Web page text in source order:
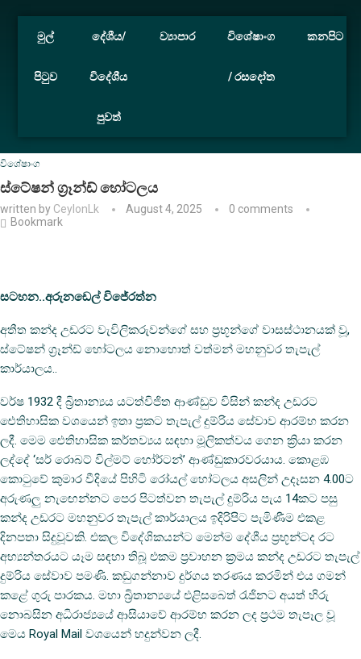
මුල්
පිටුව
දේශීය/
විදේශීය
පුවත්
ව්‍යාපාර විශේෂාංග
/ රසදෝත
කනපිට
විශේෂාංග
ස්ටේෂන් ග්‍රෑන්ඩ් හෝටලය
written by CeylonLk August 4, 2025
0 comments
Bookmark
සටහන..අරුනඩෙල් විජේරත්න
අතීත කන්ද උඩරට වැවිලිකරුවන්ගේ සහ ප්‍රභූන්ගේ වාසස්ථානයක් වූ,
ස්ටේෂන් ග්‍රෑන්ඩ් හෝටලය නොහොත් වත්මන් මහනුවර තැපැල්
කාර්යාලය..
වර්ෂ 1932 දී බ්‍රිතාන්‍යය යටත්විජිත ආණ්ඩුව විසින් කන්ද උඩරට
ඓතිහාසික වශයෙන් ඉතා ප්‍රකට තැපැල් දුම්රිය සේවාව ආරම්භ කරන
ලදී. මෙම ඓතිහාසික කර්තව්‍යය සඳහා මූලිකත්වය ගෙන ක්‍රියා කරන
ලද්දේ ‘සර් රොබට් විල්මට් හෝර්ටන්’ ආණ්ඩුකාරවරයාය. කොළඹ
කොටුවේ කුමාර වීදියේ පිහිටි රෝයල් හෝටලය අසලින් උදෑසන 4.00ට
අරුණලු නැඟෙන්නට පෙර පිටත්වන තැපැල් දුම්රිය පැය 14කට පසු
කන්ද උඩරට මහනුවර තැපැල් කාර්යාලය ඉදිරිපිට පැමිණීම එකළ
දිනපතා සිදුවූවකි. එකල විදේශිකයන්ට මෙන්ම දේශීය ප්‍රභූන්ටද රට
අභ්‍යන්තරයට යෑම සඳහා තිබූ එකම ප්‍රවාහන ක්‍රමය කන්ද උඩරට තැපැල්
දුම්රිය සේවාව පමණි. කඩුගන්නාව දුර්ගය තරණය කරමින් එය ගමන්
කළේ ගුරු පාරකය. මහා බ්‍රිතාන්‍යයේ එළිසබෙත් රැජිනට අයත් හිරු
නොබසින අධිරාජ්‍යයේ ආසියාවේ ආරම්භ කරන ලද ප්‍රථම තැපෑල වූ
මෙය Royal Mail වශයෙන් හදුන්වන ලදී.